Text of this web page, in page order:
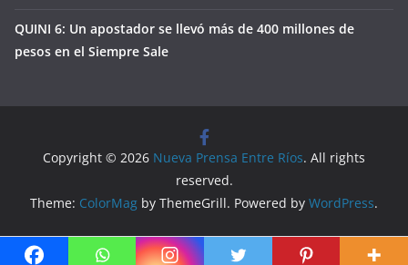
QUINI 6: Un apostador se llevó más de 400 millones de
pesos en el Siempre Sale
Copyright © 2026 Nueva Prensa Entre Ríos. All rights
reserved.
Theme: ColorMag by ThemeGrill. Powered by WordPress.